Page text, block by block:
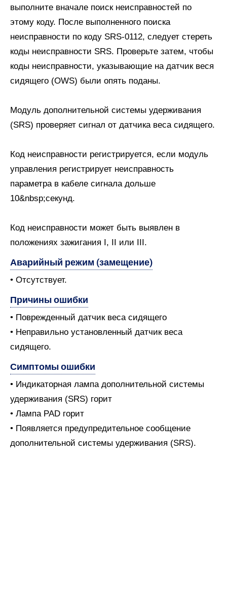
выполните вначале поиск неисправностей по
этому коду. После выполненного поиска
неисправности по коду SRS-0112, следует стереть
коды неисправности SRS. Проверьте затем, чтобы
коды неисправности, указывающие на датчик веся
сидящего (OWS) были опять поданы.
Модуль дополнительной системы удерживания
(SRS) проверяет сигнал от датчика веса сидящего.
Код неисправности регистрируется, если модуль
управления регистрирует неисправность
параметра в кабеле сигнала дольше
10&nbsp;секунд.
Код неисправности может быть выявлен в
положениях зажигания I, II или III.
Аварийный режим (замещение)
• Отсутствует.
Причины ошибки
• Поврежденный датчик веса сидящего
• Неправильно установленный датчик веса
сидящего.
Симптомы ошибки
• Индикаторная лампа дополнительной системы
удерживания (SRS) горит
• Лампа PAD горит
• Появляется предупредительное сообщение
дополнительной системы удерживания (SRS).